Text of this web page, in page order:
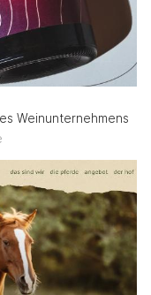
Weinunternehmens